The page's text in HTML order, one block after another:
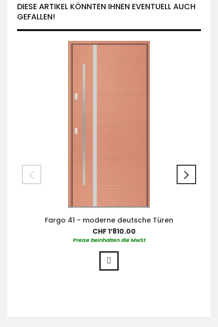
DIESE ARTIKEL KÖNNTEN IHNEN EVENTUELL AUCH
GEFALLEN!
Fargo 41 - moderne deutsche Türen
CHF 1’810.00
Preise beinhalten die MwSt